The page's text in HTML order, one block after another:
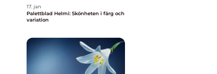
17. jan
Palettblad Helmi: Skönheten i färg och
variation